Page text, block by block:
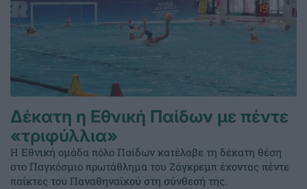
Δέκατη η Εθνική Παίδων με πέντε
«τριφύλλια»
Η Εθνική ομάδα πόλο Παίδων κατέλαβε τη δέκατη θέση
στο Παγκόσμιο πρωτάθλημα του Ζάγκρεμπ έχοντας πέντε
παίκτες του Παναθηναϊκού στη σύνθεσή της.